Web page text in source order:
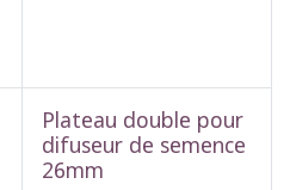
Plateau double pour
difuseur de semence
26mm